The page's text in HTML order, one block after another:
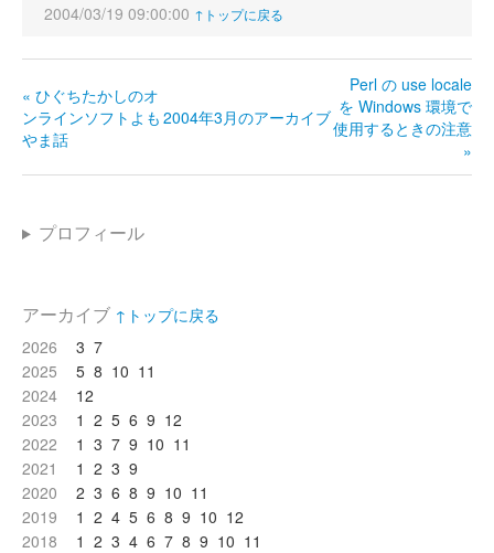
2004/03/19 09:00:00 ↑トップに戻る
« ひぐちたかしのオ
ンラインソフトよも
やま話
2004年3月のアーカイブ
Perl の use locale
を Windows 環境で
使用するときの注意
»
プロフィール
アーカイブ ↑トップに戻る
2026
3 7
2025
5 8 10 11
2024
12
2023
1 2 5 6 9 12
2022
1 3 7 9 10 11
2021
1 2 3 9
2020
2 3 6 8 9 10 11
2019
1 2 4 5 6 8 9 10 12
2018
1 2 3 4 6 7 8 9 10 11